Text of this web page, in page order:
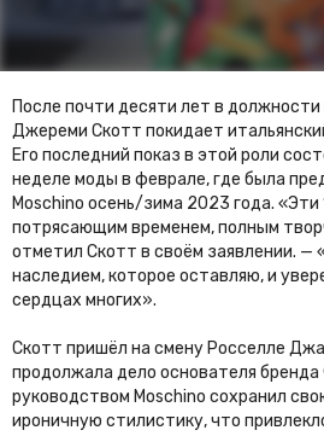
После почти десяти лет в
Джереми Скотт покидает
Его последний показ в этой роли
неделе моды в феврале, где была
Moschino осень/зима 2023 года. «Эти
потрясающим временем, полным
отметил Скотт в своём заявлении. —
наследием, которое оставляю, и
сердцах многих».
Скотт пришёл на смену Росселле
продолжала дело основателя
руководством Moschino сохранил
ироничную стилистику, что